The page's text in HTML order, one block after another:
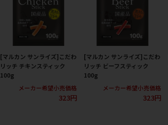
[マルカン サンライズ]こだわ
リッチ チキンスティック
100g
メーカー希望小売価格
323円
[マルカン サンライズ]こだわ
リッチ ビーフスティック
100g
メーカー希望小売価格
323円